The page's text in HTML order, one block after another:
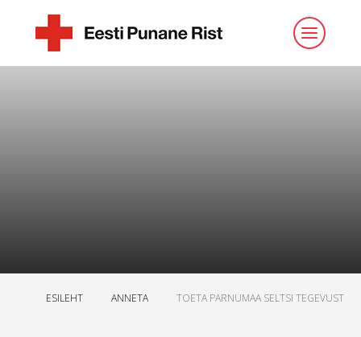
ESILEHT ANNETA TOETA PARNUMAA SELTSI TEGEVUST